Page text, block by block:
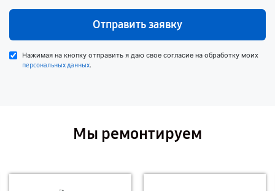
Отправить заявку
Нажимая на кнопку отправить я даю свое согласие на обработку моих
персональных данных.
Мы ремонтируем